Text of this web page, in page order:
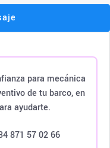
para mecánica
de tu barco, en
ayudarte.
871 57 02 66